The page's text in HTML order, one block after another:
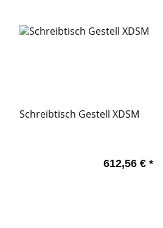
Schreibtisch Gestell XDSM
612,56 € *